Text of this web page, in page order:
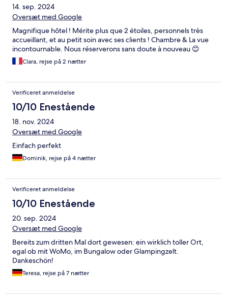
14. sep. 2024
Oversæt med Google
Magnifique hôtel ! Mérite plus que 2 étoiles, personnels très
accueillant, et au petit soin avec ses clients ! Chambre & La vue
incontournable. Nous réserverons sans doute à nouveau 😊
Clara, rejse på 2 nætter
Verificeret anmeldelse
10/10 Enestående
18. nov. 2024
Oversæt med Google
Einfach perfekt
Dominik, rejse på 4 nætter
Verificeret anmeldelse
10/10 Enestående
20. sep. 2024
Oversæt med Google
Bereits zum dritten Mal dort gewesen: ein wirklich toller Ort,
egal ob mit WoMo, im Bungalow oder Glampingzelt.
Dankeschön!
Teresa, rejse på 7 nætter